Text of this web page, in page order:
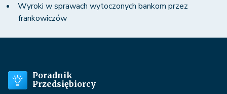
Wyroki w sprawach wytoczonych bankom przez
frankowiczów
Poradnik
Przedsiębiorcy